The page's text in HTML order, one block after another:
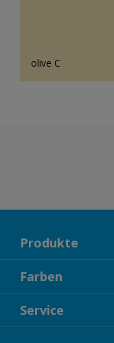
olive C
Produkte
FASSADENFARBEN
INNENFARBEN
LACKE
Farben
KOLLEKTIONEN
FARBTRENDS
Service